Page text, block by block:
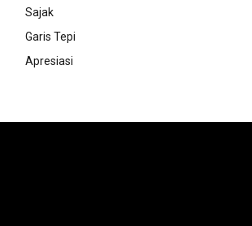
Sajak
Garis Tepi
Apresiasi